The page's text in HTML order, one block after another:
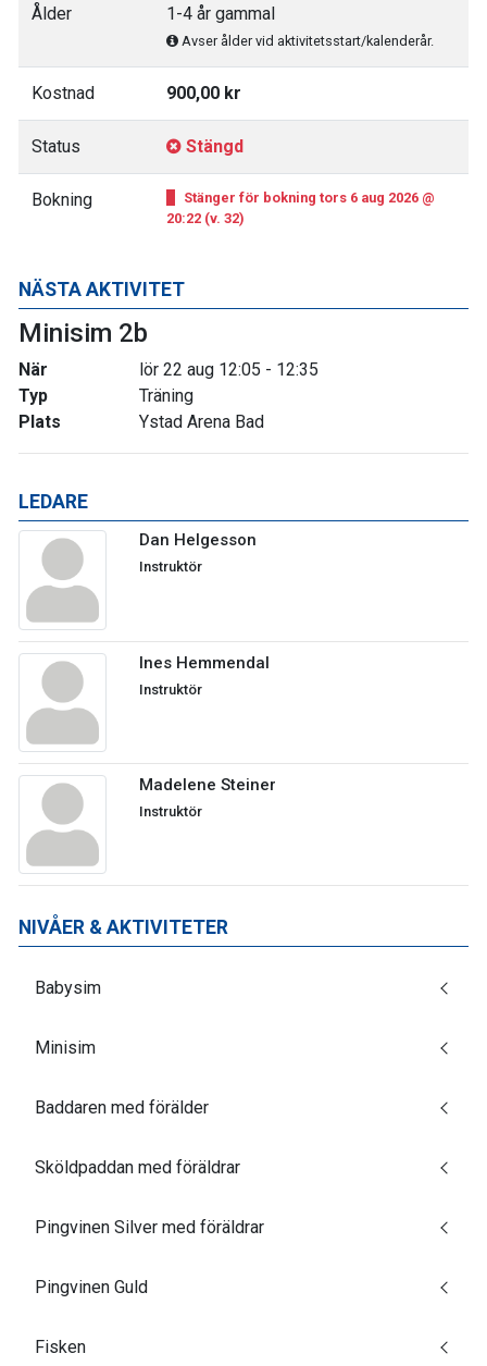
NÄSTA AKTIVITET
Minisim 2b
När
lör 22 aug 12:05 - 12:35
Typ
Träning
Plats
Ystad Arena Bad
LEDARE
Dan Helgesson
Instruktör
Ines Hemmendal
Instruktör
Madelene Steiner
Instruktör
Ålder 1-4 år gammal
Avser ålder vid aktivitetsstart/kalenderår.
Kostnad 900,00 kr
Status Stängd
Bokning
Stänger för bokning tors 6 aug 2026 @
20:22 (v. 32)
NIVÅER & AKTIVITETER
Babysim
Minisim
Baddaren med förälder
Sköldpaddan med föräldrar
Pingvinen Silver med föräldrar
Pingvinen Guld
Fisken